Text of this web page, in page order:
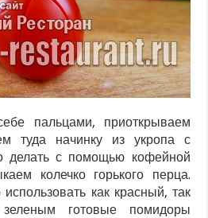
пальцами, приоткрываем
туда начинку из укропа с
делать с помощью кофейной
колечко горького перца.
как красный, так
готовые помидоры